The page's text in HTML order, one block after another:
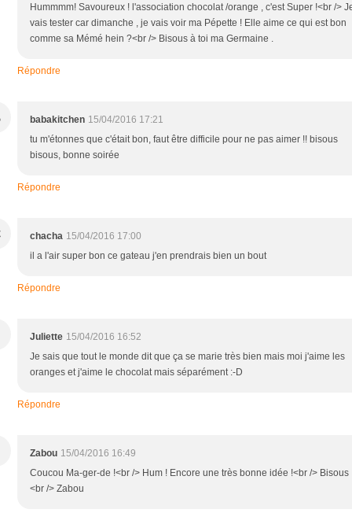
Hummmm! Savoureux ! l'association chocolat /orange , c'est Super !<br />
vais tester car dimanche , je vais voir ma Pépette ! Elle aime ce qui est bon
comme sa Mémé hein ?<br /> Bisous à toi ma Germaine .
Répondre
babakitchen 15/04/2016 17:21
tu m'étonnes que c'était bon, faut être difficile pour ne pas aimer !! bisous
bisous, bonne soirée
Répondre
chacha 15/04/2016 17:00
il a l'air super bon ce gateau j'en prendrais bien un bout
Répondre
Juliette 15/04/2016 16:52
Je sais que tout le monde dit que ça se marie très bien mais moi j'aime les
oranges et j'aime le chocolat mais séparément :-D
Répondre
Zabou 15/04/2016 16:49
Coucou Ma-ger-de !<br /> Hum ! Encore une très bonne idée !<br /> Bisous
<br /> Zabou